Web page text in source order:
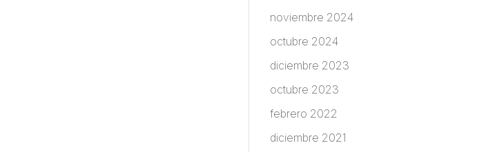
noviembre 2024
octubre 2024
diciembre 2023
octubre 2023
febrero 2022
diciembre 2021